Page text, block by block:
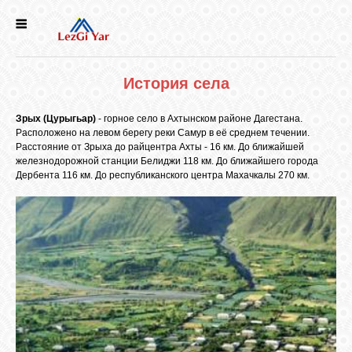
ГОЛОС
ЛЕЗГИН
НАРОДЫ
История села
Зрых (Цурыгьар) - горное село в Ахтынском районе Дагестана.
Расположено на левом берегу реки Самур в её среднем течении.
Расстояние от Зрыха до райцентра Ахты - 16 км. До ближайшей
железнодорожной станции Белиджи 118 км. До ближайшего города
Дербента 116 км. До республиканского центра Махачкалы 270 км.